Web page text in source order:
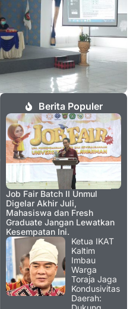
Berita Populer
Job Fair Batch II Unmul
Digelar Akhir Juli,
Mahasiswa dan Fresh
Graduate Jangan Lewatkan
Kesempatan Ini.
Ketua IKAT
Kaltim
Imbau
Warga
Toraja Jaga
Kondusivitas
Daerah: